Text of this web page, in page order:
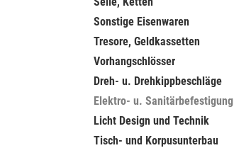
Sonstige Eisenwaren
Tresore, Geldkassetten
Vorhangschlösser
Dreh- u. Drehkippbeschläge
Elektro- u. Sanitärbefestigung
Licht Design und Technik
Tisch- und Korpusunterbau